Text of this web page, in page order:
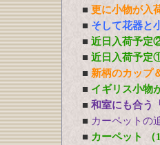
■ 更に小物が入
■ そして花器と
■ 近日入荷予定
■ 近日入荷予定
■ 新柄のカップ
■ イギリス小物
■ 和室にも合う
■ カーペットの
■ カーペット （